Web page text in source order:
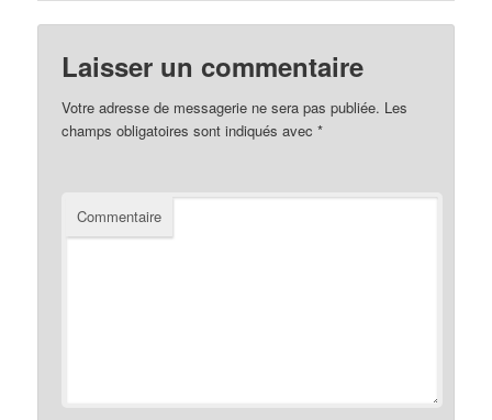
Laisser un commentaire
Votre adresse de messagerie ne sera pas publiée. Les
champs obligatoires sont indiqués avec*
Commentaire